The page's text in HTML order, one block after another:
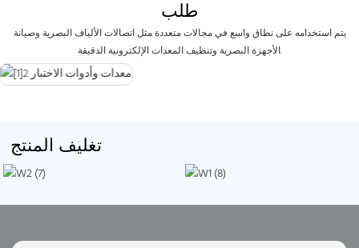
طلب
يتم استخدامه على نطاق واسع في مجالات متعددة مثل اتصالات الألياف البصرية وصيانة
الأجهزة البصرية وتنظيف المعدات الإلكترونية الدقيقة.
تغليف المنتج